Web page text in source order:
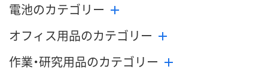
電池のカテゴリー
オフィス用品のカテゴリー
作業・研究用品のカテゴリー